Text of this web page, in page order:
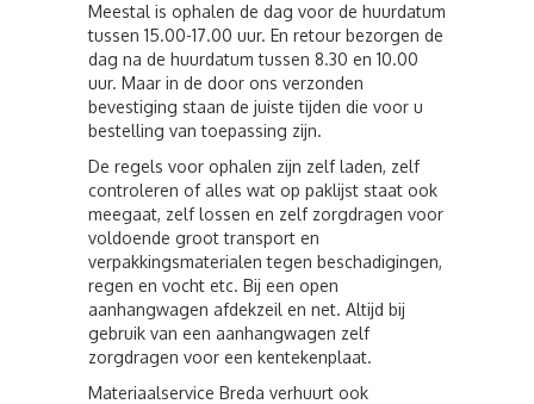
Meestal is ophalen de dag voor de huurdatum
tussen 15.00-17.00 uur. En retour bezorgen de
dag na de huurdatum tussen 8.30 en 10.00
uur. Maar in de door ons verzonden
bevestiging staan de juiste tijden die voor u
bestelling van toepassing zijn.
De regels voor ophalen zijn zelf laden, zelf
controleren of alles wat op paklijst staat ook
meegaat, zelf lossen en zelf zorgdragen voor
voldoende groot transport en
verpakkingsmaterialen tegen beschadigingen,
regen en vocht etc. Bij een open
aanhangwagen afdekzeil en net. Altijd bij
gebruik van een aanhangwagen zelf
zorgdragen voor een kentekenplaat.
Materiaalservice Breda verhuurt ook